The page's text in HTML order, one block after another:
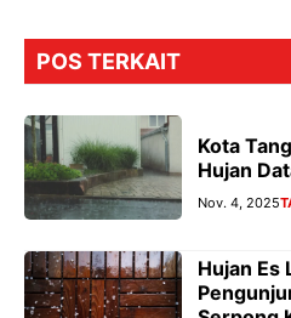
POS TERKAIT
Kota
Hujan
Nov. 4, 2025
Hujan Es